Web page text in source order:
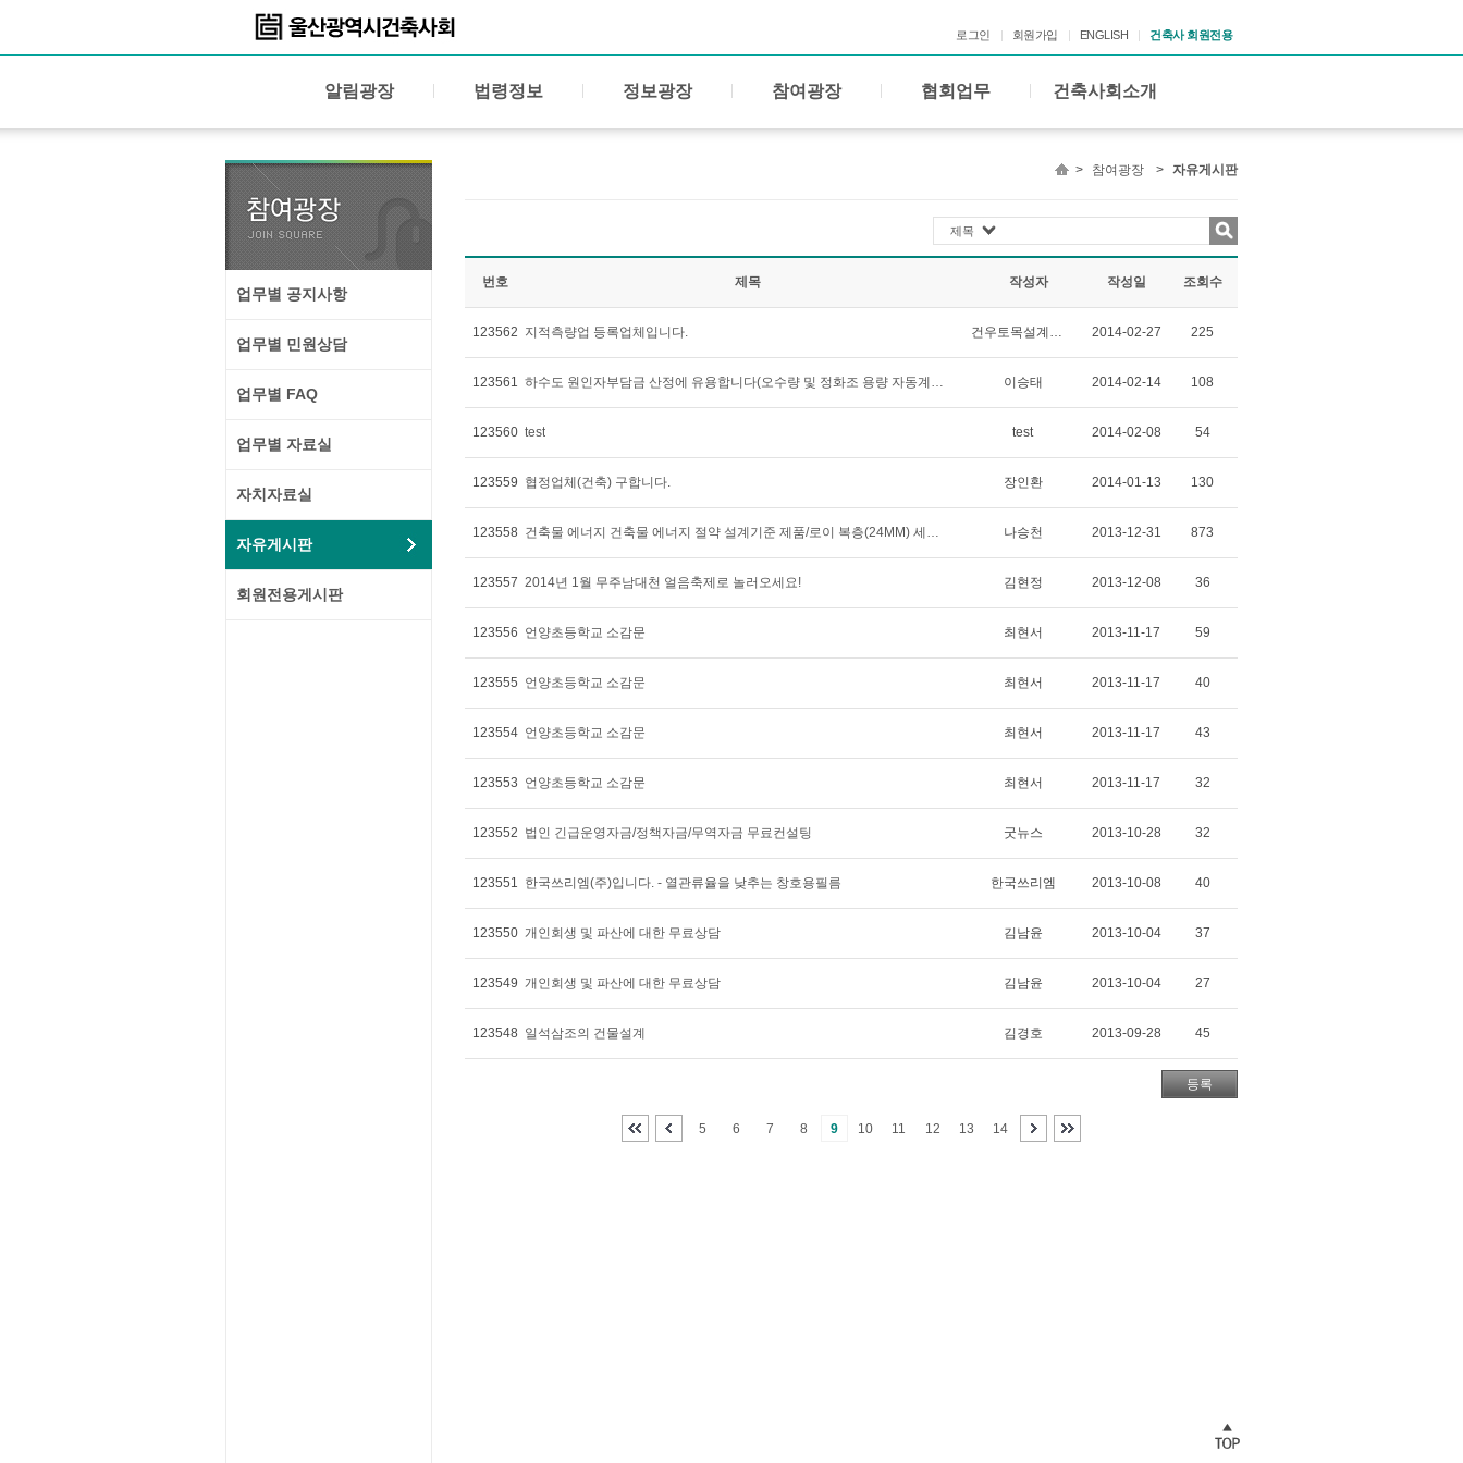
로그인 회원가입 ENGLISH 건축사 회원전용
알림광장 법령정보 정보광장 참여광장 협회업무 건축사회소개
업무별 공지사항
업무별 민원상담
업무별 FAQ
업무별 자료실
자치자료실
자유게시판
회원전용게시판
> 참여광장 > 자유게시판
제목
번호 제목 작성자 작성일 조회수
123562 지적측량업 등록업체입니다. 건우토목설계사무소 2014-02-27 225
123561 하수도 원인자부담금 산정에 유용합니다(오수량 및 정화조 용량 자동계산기) 이승태 2014-02-14 108
123560 test test 2014-02-08 54
123559 협정업체(건축) 구합니다. 장인환 2014-01-13 130
123558 건축물 에너지 건축물 에너지 절약 설계기준 제품/로이 복층(24MM) 세이프 강화 유리 도어 안내/기밀성 1등급 나승천 2013-12-31 873
123557 2014년 1월 무주남대천 얼음축제로 놀러오세요! 김현정 2013-12-08 36
123556 언양초등학교 소감문 최현서 2013-11-17 59
123555 언양초등학교 소감문 최현서 2013-11-17 40
123554 언양초등학교 소감문 최현서 2013-11-17 43
123553 언양초등학교 소감문 최현서 2013-11-17 32
123552 법인 긴급운영자금/정책자금/무역자금 무료컨설팅 굿뉴스 2013-10-28 32
123551 한국쓰리엠(주)입니다. - 열관류율을 낮추는 창호용필름 한국쓰리엠 2013-10-08 40
123550 개인회생 및 파산에 대한 무료상담 김남윤 2013-10-04 37
123549 개인회생 및 파산에 대한 무료상담 김남윤 2013-10-04 27
123548 일석삼조의 건물설계 김경호 2013-09-28 45
등록
5 6 7 8 9 10 11 12 13 14